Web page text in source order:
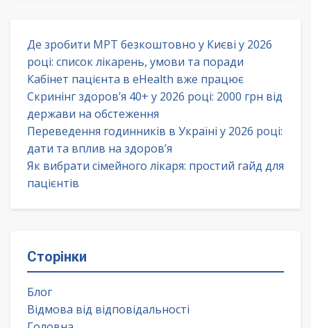
Де зробити МРТ безкоштовно у Києві у 2026
році: список лікарень, умови та поради
Кабінет пацієнта в eHealth вже працює
Скринінг здоров’я 40+ у 2026 році: 2000 грн від
держави на обстеження
Переведення годинників в Україні у 2026 році:
дати та вплив на здоров’я
Як вибрати сімейного лікаря: простий гайд для
пацієнтів
Сторінки
Блог
Відмова від відповідальності